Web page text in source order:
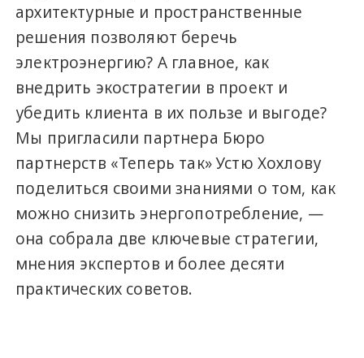
архитектурные и пространственные
решения позволяют беречь
электроэнергию? А главное, как
внедрить экостратегии в проект и
убедить клиента в их пользе и выгоде?
Мы пригласили партнера Бюро
партнерств «Теперь так» Устю Хохлову
поделиться своими знаниями о том, как
можно снизить энергопотребление, —
она собрала две ключевые стратегии,
мнения экспертов и более десяти
практических советов.